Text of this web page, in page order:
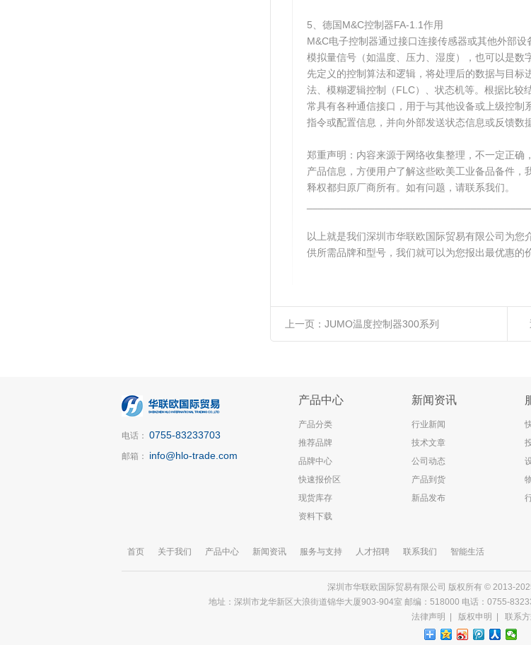
5、德国M&C控制器FA-1.1作用
M&C电子控制器通过接口连接传感器或其他外部
模拟量信号（如温度、压力、湿度），也可以是
先定义的控制算法和逻辑，将处理后的数据与目
法、模糊逻辑控制（FLC）、状态机等。根据比较
常具有各种通信接口，用于与其他设备或上级控
指令或配置信息，并向外部发送状态信息或反馈数据
郑重声明：内容来源于网络收集整理，不一定正
产品信息，方便用户了解这些欧美工业备品备件
释权都归原厂商所有。如有问题，请联系我们。
以上就是我们深圳市华联欧国际贸易有限公司为您
供所需品牌和型号，我们就可以为您报出最优惠的
上一页： JUMO温度控制器300系列
电话： 0755-83233703
邮箱： info@hlo-trade.com
产品中心
产品分类
推荐品牌
品牌中心
快速报价区
现货库存
资料下载
新闻资讯
行业新闻
技术文章
公司动态
产品到货
新品发布
首页 关于我们 产品中心 新闻资讯 服务与支持 人才招聘 联系我们 智能生活
深圳市华联欧国际贸易有限公司 版权所有 © 2013-
地址：深圳市龙华新区大浪街道锦华大厦903-904室 邮编：518000 电话：0755-
法律声明
版权申明 联系